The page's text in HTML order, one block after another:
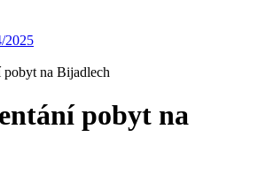
2025
na Bijadlech
pobyt na